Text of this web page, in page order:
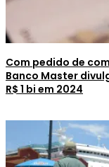
Com pedido de
Banco Master
R$ 1 bi em 2024